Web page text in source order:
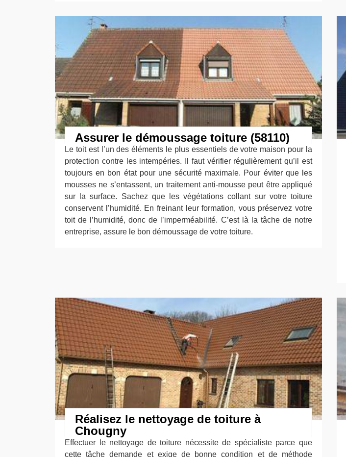
Assurer le démoussage toiture (58110)
Le toit est l’un des éléments le plus essentiels de votre maison pour la
protection contre les intempéries. Il faut vérifier régulièrement qu’il est
toujours en bon état pour une sécurité maximale. Pour éviter que les
mousses ne s’entassent, un traitement anti-mousse peut être appliqué
sur la surface. Sachez que les végétations collant sur votre toiture
conservent l’humidité. En freinant leur formation, vous préservez votre
toit de l’humidité, donc de l’imperméabilité. C’est là la tâche de notre
entreprise, assure le bon démoussage de votre toiture.
Réalisez le nettoyage de toiture à
Chougny
Effectuer le nettoyage de toiture nécessite de spécialiste parce que
cette tâche demande et exige de bonne condition et de méthode